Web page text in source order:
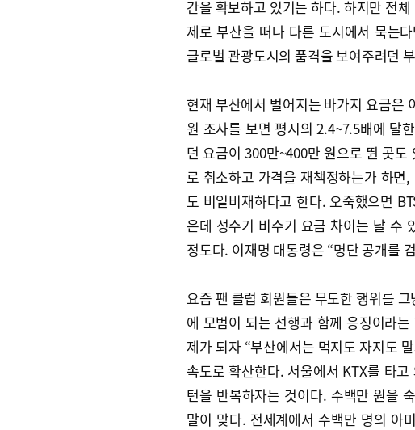
간을 확보하고 있기는 하다. 하지만 전
제로 부산을 떠나 다른 도시에서 묵는
글로벌 관광도시의 품격을 보여주려던
현재 부산에서 벌어지는 바가지 요금은
원 조사를 보면 평시의 2.4~7.5배에 달
던 요금이 300만~400만 원으로 뛴 곳
로 취소하고 가격을 재책정하는가 하면
도 비일비재하다고 한다. 오죽했으면
은데 성수기 비수기 요금 차이는 날 수
정도다. 이재명 대통령은 “명단 공개를
요즘 팬 클럽 회원들은 무도한 행위를
에 모범이 되는 선행과 함께 응징이라
제가 되자 “부산에서는 먹지도 자지도
속도로 확산한다. 서울에서 KTX를 타
턴을 반복하자는 것이다. 수백만 원을
말이 맞다. 전세계에서 수백만 명의 아